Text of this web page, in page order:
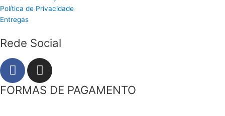
Política de Privacidade
Entregas
Rede Social
F
a
c
I
n
s
FORMAS DE PAGAMENTO